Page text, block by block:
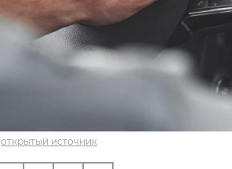
открытый источник